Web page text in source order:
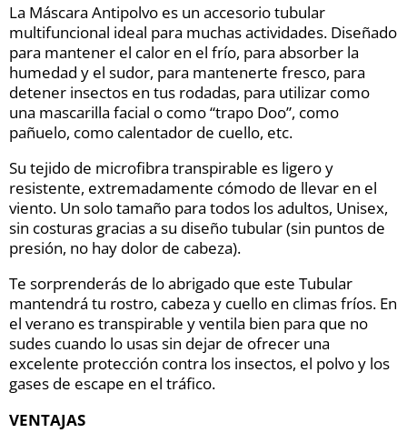
La Máscara Antipolvo es un accesorio tubular
multifuncional ideal para muchas actividades. Diseñado
para mantener el calor en el frío, para absorber la
humedad y el sudor, para mantenerte fresco, para
detener insectos en tus rodadas, para utilizar como
una mascarilla facial o como “trapo Doo”, como
pañuelo, como calentador de cuello, etc.
Su tejido de microfibra transpirable es ligero y
resistente, extremadamente cómodo de llevar en el
viento. Un solo tamaño para todos los adultos, Unisex,
sin costuras gracias a su diseño tubular (sin puntos de
presión, no hay dolor de cabeza).
Te sorprenderás de lo abrigado que este Tubular
mantendrá tu rostro, cabeza y cuello en climas fríos. En
el verano es transpirable y ventila bien para que no
sudes cuando lo usas sin dejar de ofrecer una
excelente protección contra los insectos, el polvo y los
gases de escape en el tráfico.
VENTAJAS